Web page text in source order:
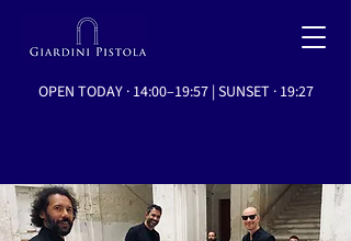
OPEN TODAY · 14:00–19:57 | SUNSET · 19:27